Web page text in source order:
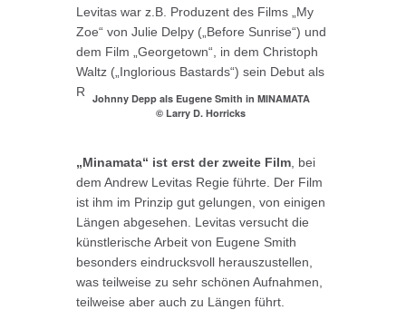
Levitas war z.B. Produzent des Films „My
Zoe“ von Julie Delpy („Before Sunrise“) und
dem Film „Georgetown“, in dem Christoph
Waltz („Inglorious Bastards“) sein Debut als
Regisseur gibt.
Johnny Depp als Eugene Smith in MINAMATA
© Larry D. Horricks
„Minamata“ ist erst der zweite Film, bei
dem Andrew Levitas Regie führte. Der Film
ist ihm im Prinzip gut gelungen, von einigen
Längen abgesehen. Levitas versucht die
künstlerische Arbeit von Eugene Smith
besonders eindrucksvoll herauszustellen,
was teilweise zu sehr schönen Aufnahmen,
teilweise aber auch zu Längen führt.